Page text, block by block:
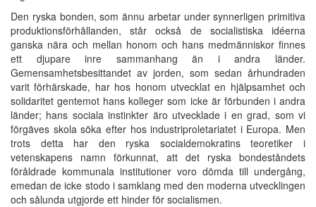
Den ryska bonden, som ännu arbetar under synnerligen primitiva
produktionsförhållanden, står också de socialistiska idéerna
ganska nära och mellan honom och hans medmänniskor finnes
ett djupare inre sammanhang än i andra länder.
Gemensamhetsbesittandet av jorden, som sedan århundraden
varit förhärskade, har hos honom utvecklat en hjälpsamhet och
solidaritet gentemot hans kolleger som icke är förbunden i andra
länder; hans sociala instinkter äro utvecklade i en grad, som vi
förgäves skola söka efter hos industriproletariatet i Europa. Men
trots detta har den ryska socialdemokratins teoretiker i
vetenskapens namn förkunnat, att det ryska bondeståndets
föråldrade kommunala institutioner voro dömda till undergång,
emedan de icke stodo i samklang med den moderna utvecklingen
och sålunda utgjorde ett hinder för socialismen.